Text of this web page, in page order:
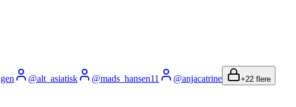
@alt_asiatisk @mads_hansen11 @anjacatrine +22 flere